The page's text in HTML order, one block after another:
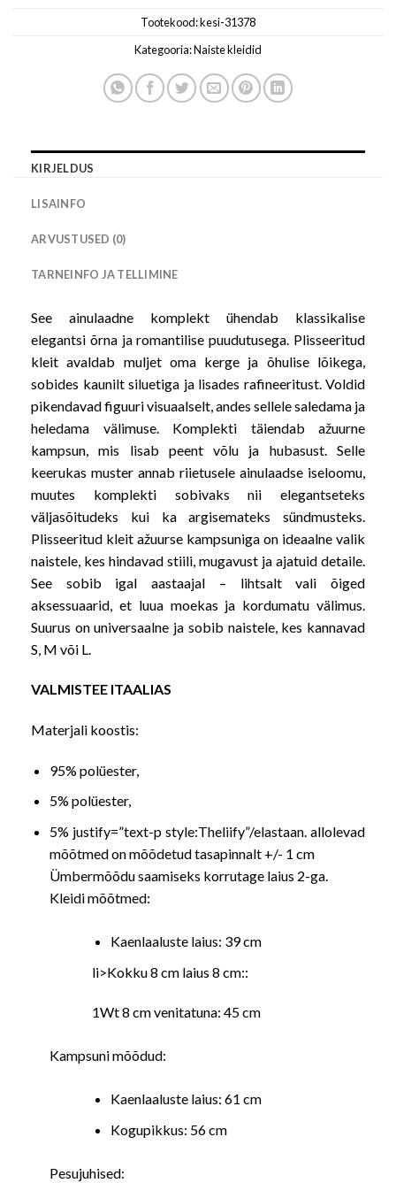
Tootekood:kesi-31378
Kategooria:Naiste kleidid
KIRJELDUS
LISAINFO
ARVUSTUSED (0)
TARNEINFO JA TELLIMINE
See ainulaadne komplekt ühendab klassikalise
elegantsi õrna ja romantilise puudutusega. Plisseeritud
kleit avaldab muljet oma kerge ja õhulise lõikega,
sobides kaunilt siluetiga ja lisades rafineeritust. Voldid
pikendavad figuuri visuaalselt, andes sellele saledama ja
heledama välimuse. Komplekti täiendab ažuurne
kampsun, mis lisab peent võlu ja hubasust. Selle
keerukas muster annab riietusele ainulaadse iseloomu,
muutes komplekti sobivaks nii elegantseteks
väljasõitudeks kui ka argisemateks sündmusteks.
Plisseeritud kleit ažuurse kampsuniga on ideaalne valik
naistele, kes hindavad stiili, mugavust ja ajatuid detaile.
See sobib igal aastaajal – lihtsalt vali õiged
aksessuaarid, et luua moekas ja kordumatu välimus.
Suurus on universaalne ja sobib naistele, kes kannavad
S, M või L.
VALMISTEE ITAALIAS
Materjali koostis:
95% polüester,
5% polüester,
5% justify=”text-p style:Theliify”/elastaan. allolevad
mõõtmed on mõõdetud tasapinnalt +/- 1 cm
Ümbermõõdu saamiseks korrutage laius 2-ga.
Kleidi mõõtmed:
Kaenlaaluste laius: 39 cm
li>Kokku 8 cm laius 8 cm::
1Wt 8 cm venitatuna: 45 cm
Kampsuni mõõdud:
Kaenlaaluste laius: 61 cm
Kogupikkus: 56 cm
Pesujuhised: